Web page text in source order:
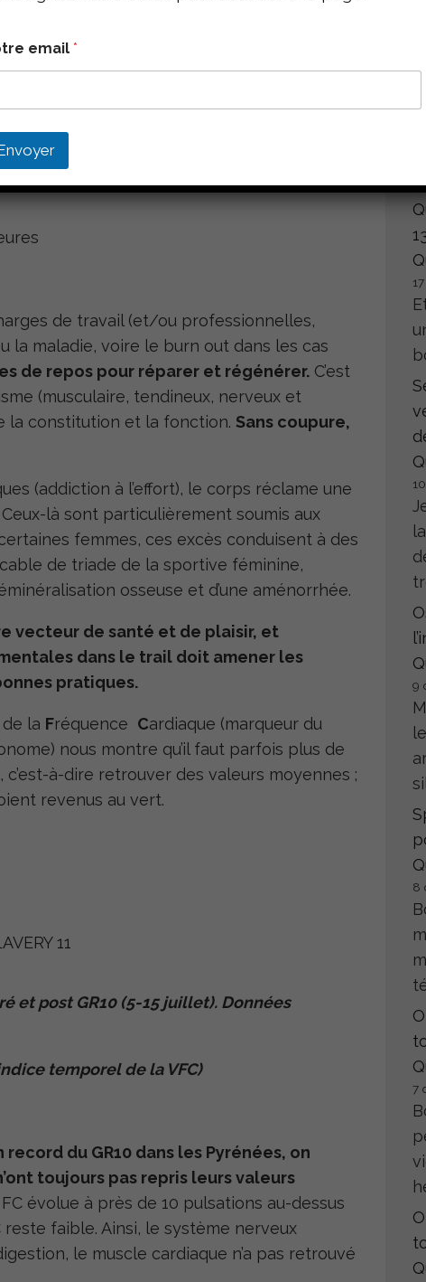
intensité
même intensité
par un temps plus long d’atteinte de la
de travail (et/ou professionnelles,
la maladie, voire le burn out dans les cas
de repos pour réparer et régénérer.C’est
(musculaire, tendineux, nerveux et
la constitution et la fonction. Sans coupure,
(addiction à l’effort), le corps réclame une
là sont particulièrement soumis aux
femmes, ces excès conduisent à des
de triade de la sportive féminine,
osseuse et d’une aménorrhée.
vecteur de santé et de plaisir, et
dans le trail doit amener les
pratiques.
la Fréquence Cardiaque (marqueur du
nous montre qu’il faut parfois plus de
à-dire retrouver des valeurs moyennes ;
revenus au vert.
et post GR10 (5-15 juillet). Données
de la VFC)
record du GR10 dans les Pyrénées, on
toujours pas repris leurs valeurs
évolue à près de 10 pulsations au-dessus
faible. Ainsi, le système nerveux
le muscle cardiaque n’a pas retrouvé
9
8
7
email*